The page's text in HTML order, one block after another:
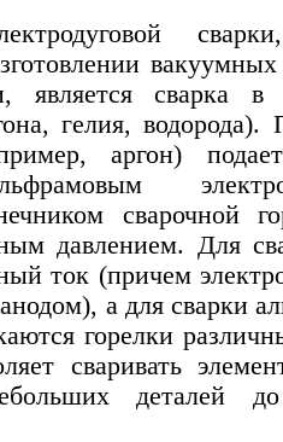
является сварка в
гелия, водорода).
аргон)
сварочной
давлением. Для
ток (причем
а для сварки
горелки
сваривать
деталей